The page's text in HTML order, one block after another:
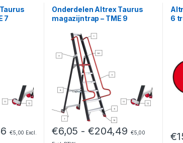
7
Prijsklasse: €6,05 tot €164,56
€5,00 Excl.
Onderdelen Altrex Taurus
magazijntrap – TME 9
€6,05 - €204,49 €5,00
6
€